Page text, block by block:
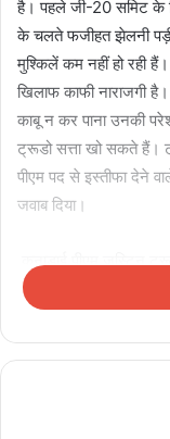
है। पहले जी-20 समिट के
के चलते फजीहत झेलनी
मुश्किलें कम नहीं हो रही
खिलाफ काफी नाराजगी
काबू न कर पाना उनकी
ट्रूडो सत्ता खो सकते हैं।
पीएम पद से इस्तीफा देने
जवाब दिया।
नाराजगी के कारण पद
लिए बहुत काम है, लेकिन
गुस्से को उन्होंने जरूर